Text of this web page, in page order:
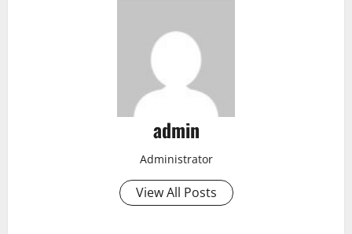
admin
Administrator
View All Posts